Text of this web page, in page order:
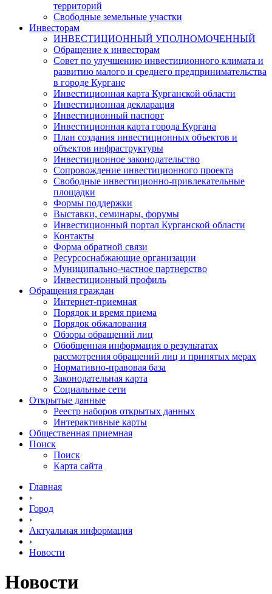
территорий
Свободные земельные участки
Инвесторам
ИНВЕСТИЦИОННЫЙ УПОЛНОМОЧЕННЫЙ
Обращение к инвесторам
Совет по улучшению инвестиционного климата и
развитию малого и среднего предпринимательства
в городе Кургане
Инвестиционная карта Курганской области
Инвестиционная декларация
Инвестиционный паспорт
Инвестиционная карта города Кургана
План создания инвестиционных объектов и
объектов инфраструктуры
Инвестиционное законодательство
Сопровождение инвестиционного проекта
Свободные инвестиционно-привлекательные
площадки
Формы поддержки
Выставки, семинары, форумы
Инвестиционный портал Курганской области
Контакты
Форма обратной связи
Ресурсоснабжающие организации
Муниципально-частное партнерство
Инвестиционный профиль
Обращения граждан
Интернет-приемная
Порядок и время приема
Порядок обжалования
Обзоры обращений лиц
Обобщенная информация о результатах
рассмотрения обращений лиц и принятых мерах
Нормативно-правовая база
Законодательная карта
Социальные сети
Открытые данные
Реестр наборов открытых данных
Интерактивные карты
Общественная приемная
Поиск
Поиск
Карта сайта
Главная
›
Город
›
Актуальная информация
›
Новости
Новости